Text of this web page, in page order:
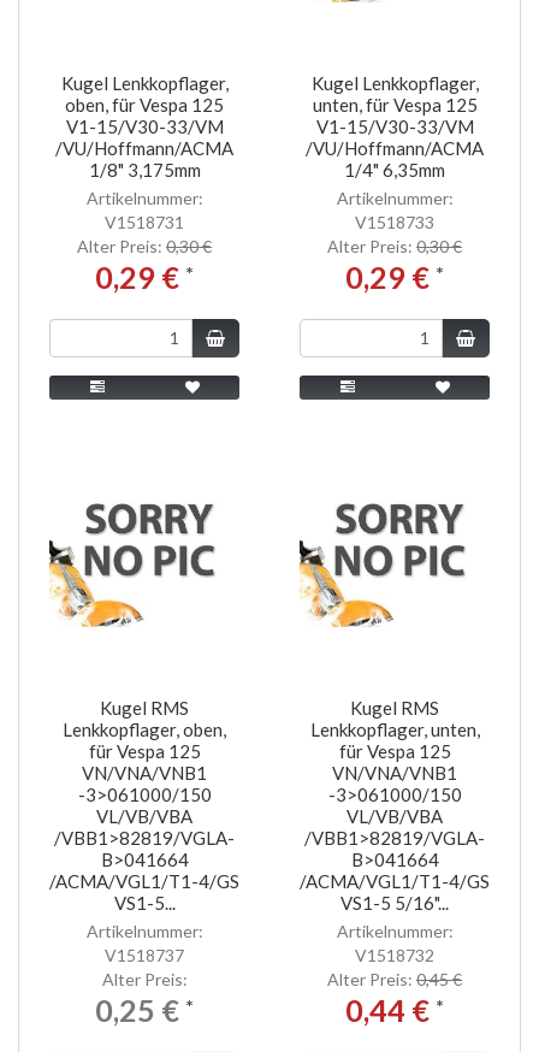
Kugel Lenkkopflager,
oben, für Vespa 125
V1-15/V30-33/VM
/VU/Hoffmann/ACMA
1/8" 3,175mm
Artikelnummer:
V1518731
Alter Preis: 0,30 €
0,29 € *
Kugel Lenkkopflager,
unten, für Vespa 125
V1-15/V30-33/VM
/VU/Hoffmann/ACMA
1/4" 6,35mm
Artikelnummer:
V1518733
Alter Preis: 0,30 €
0,29 € *
Kugel RMS
Lenkkopflager, oben,
für Vespa 125
VN/VNA/VNB1
-3>061000/150
VL/VB/VBA
/VBB1>82819/VGLA-
B>041664
/ACMA/VGL1/T1-4/GS
VS1-5...
Artikelnummer:
V1518737
Alter Preis:
0,25 € *
Kugel RMS
Lenkkopflager, unten,
für Vespa 125
VN/VNA/VNB1
-3>061000/150
VL/VB/VBA
/VBB1>82819/VGLA-
B>041664
/ACMA/VGL1/T1-4/GS
VS1-5 5/16"...
Artikelnummer:
V1518732
Alter Preis: 0,45 €
0,44 € *